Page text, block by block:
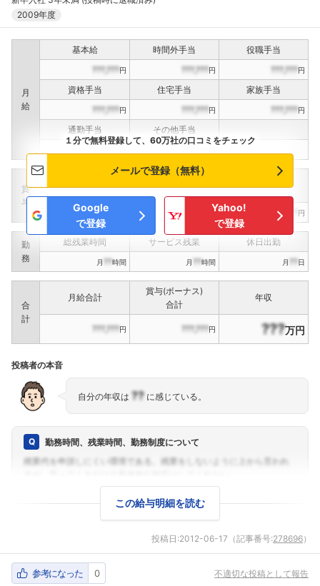
2009年度
月
給
基本給 時間外手当
役職手当
???,???円 ???,???円 ???,???円
資格手当 住宅手当
家族手当
???,???円 ???,???円 ???,???円
通勤手当
その他手当
賞
与
インセンティブ賞与
決算賞与
???,??? ???,??? 円 ???,??? 円
勤
務
総残業時間 サービス残業 休日出勤
月 ??時間 月 ??時間 月 ??日
合
計
月給合計
賞与(ボーナス)
合計
年収
???,???円 ???,???円 ???万円
１分で無料登録して、60万社の口コミをチェック
メールで登録（無料）
Google
で登録
Yahoo!
で登録
投稿者の本音
自分の年収は ??に感じている。
勤務時間、残業時間、勤務制度について
この給与明細を読む
投稿日:2012-06-17 （記事番号:278696）
参考になった 0 不適切な投稿として報告